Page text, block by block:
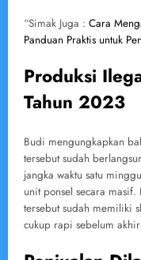
“Simak Juga : Cara
Panduan Praktis untuk
Produksi
Tahun 2023
Budi mengungkapkan
tersebut sudah
jangka waktu satu
unit ponsel secara
tersebut sudah memiliki
cukup rapi sebelum